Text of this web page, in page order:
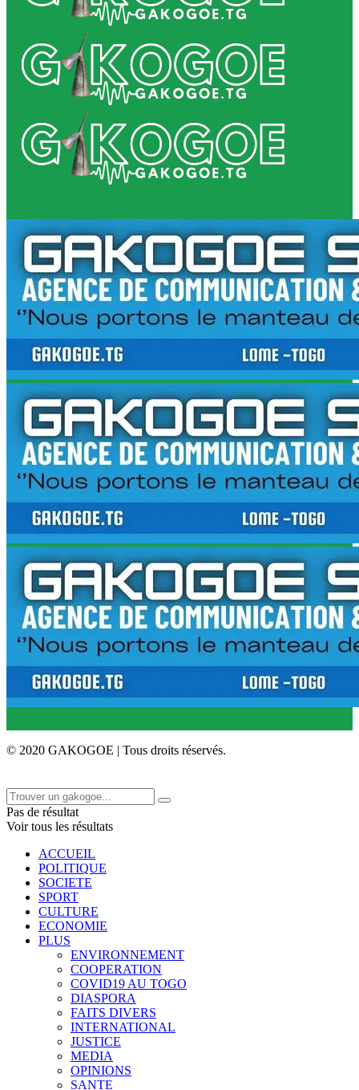
© 2020 GAKOGOE | Tous droits réservés.
Pas de résultat
Voir tous les résultats
ACCUEIL
POLITIQUE
SOCIETE
SPORT
CULTURE
ECONOMIE
PLUS
ENVIRONNEMENT
COOPERATION
COVID19 AU TOGO
DIASPORA
FAITS DIVERS
INTERNATIONAL
JUSTICE
MEDIA
OPINIONS
SANTE